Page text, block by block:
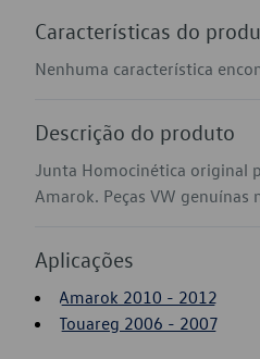
Características do
Nenhuma característica
Descrição do produto
Junta Homocinética original
Amarok. Peças VW
Aplicações
Amarok 2010 - 2012
Touareg 2006 - 2007